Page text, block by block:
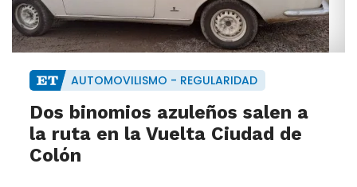
AUTOMOVILISMO - REGULARIDAD
Dos binomios azuleños salen a
la ruta en la Vuelta Ciudad de
Colón